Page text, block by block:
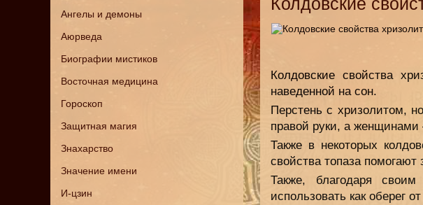
Ангелы и демоны
Аюрведа
Биографии мистиков
Восточная медицина
Гороскоп
Защитная магия
Знахарство
Значение имени
И-цзин
Колдовские свойства
наведенной на сон.
Перстень с хризолитом,
правой руки, а
Также в некоторых
свойства топаза
Также, благодаря
использовать как оберег